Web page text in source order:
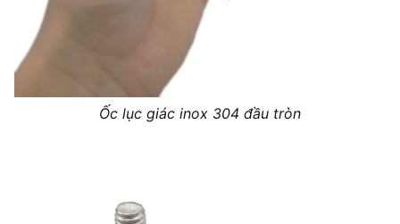
Ốc lục giác inox 304 đầu tròn